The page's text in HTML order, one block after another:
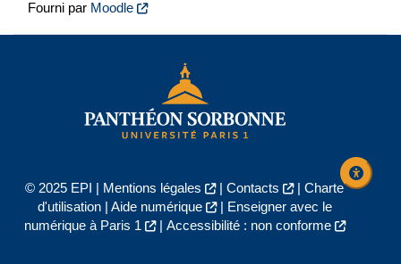
Fourni par Moodle
© 2025 EPI | Mentions légales | Contacts | Charte
d'utilisation| Aide numérique |
Enseigner avec le
numérique à Paris 1
| Accessibilité : non conforme